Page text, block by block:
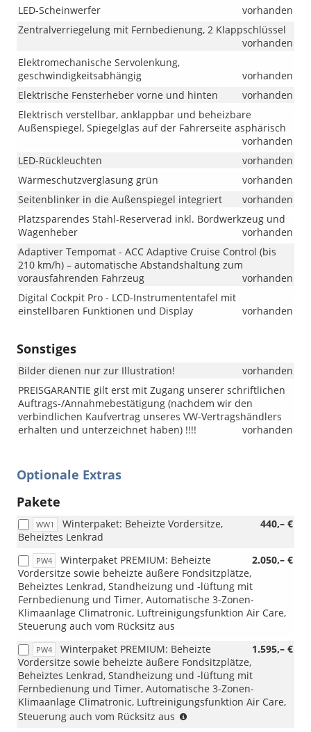
LED-Scheinwerfer
vorhanden
Zentralverriegelung mit Fernbedienung, 2 Klappschlüssel
vorhanden
Elektromechanische Servolenkung,
geschwindigkeitsabhängig
vorhanden
Elektrische Fensterheber vorne und hinten
vorhanden
Elektrisch verstellbar, anklappbar und beheizbare
Außenspiegel, Spiegelglas auf der Fahrerseite asphärisch
vorhanden
LED-Rückleuchten
vorhanden
Wärmeschutzverglasung grün
vorhanden
Seitenblinker in die Außenspiegel integriert
vorhanden
Platzsparendes Stahl-Reserverad inkl. Bordwerkzeug und
Wagenheber
vorhanden
Adaptiver Tempomat - ACC Adaptive Cruise Control (bis
210 km/h) – automatische Abstandshaltung zum
vorausfahrenden Fahrzeug
vorhanden
Digital Cockpit Pro - LCD-Instrumententafel mit
einstellbaren Funktionen und Display
vorhanden
Sonstiges
Bilder dienen nur zur Illustration!
vorhanden
PREISGARANTIE gilt erst mit Zugang unserer schriftlichen
Auftrags-/Annahmebestätigung (nachdem wir den
verbindlichen Kaufvertrag unseres VW-Vertragshändlers
erhalten und unterzeichnet haben) !!!!
vorhanden
Optionale Extras
Pakete
WW1 440,– €
Winterpaket: Beheizte Vordersitze,
Beheiztes Lenkrad
PW4 2.050,– €
Winterpaket PREMIUM: Beheizte
Vordersitze sowie beheizte äußere Fondsitzplätze,
Beheiztes Lenkrad, Standheizung und -lüftung mit
Fernbedienung und Timer, Automatische 3-Zonen-
Klimaanlage Climatronic, Luftreinigungsfunktion Air Care,
Steuerung auch vom Rücksitz aus
PW4 1.595,– €
Winterpaket PREMIUM: Beheizte
Vordersitze sowie beheizte äußere Fondsitzplätze,
Beheiztes Lenkrad, Standheizung und -lüftung mit
Fernbedienung und Timer, Automatische 3-Zonen-
Klimaanlage Climatronic, Luftreinigungsfunktion Air Care,
Steuerung auch vom Rücksitz aus